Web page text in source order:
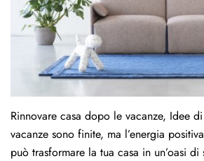
Rinnovare casa dopo le vacanze, Idee
vacanze sono finite, ma l’energia
può trasformare la tua casa in un’oasi